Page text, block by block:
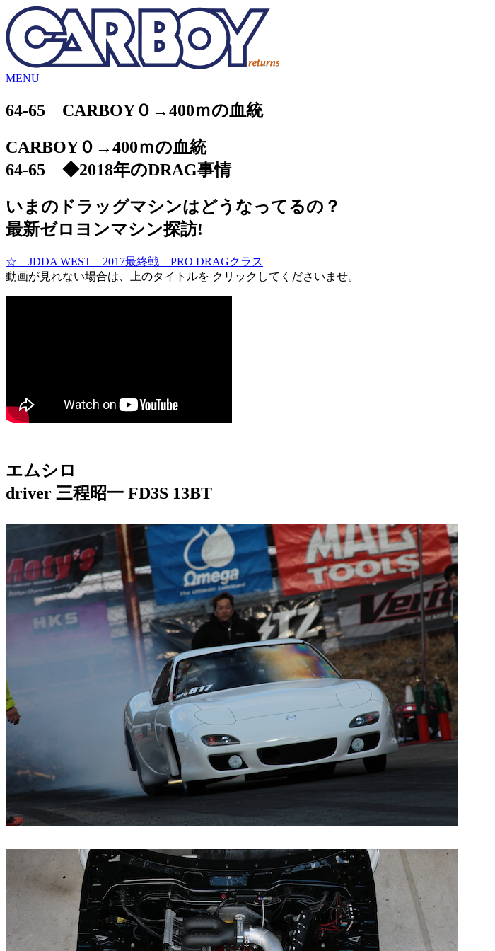
MENU
64-65 CARBOY０→400ｍの血統
CARBOY０→400ｍの血統
64-65 ◆2018年のDRAG事情
いまのドラッグマシンはどうなってるの？
最新ゼロヨンマシン探訪!
☆ JDDA WEST 2017最終戦 PRO DRAGクラス
動画が見れない場合は、上のタイトルを クリックしてくださいませ。
エムシロ
driver 三程昭一 FD3S 13BT